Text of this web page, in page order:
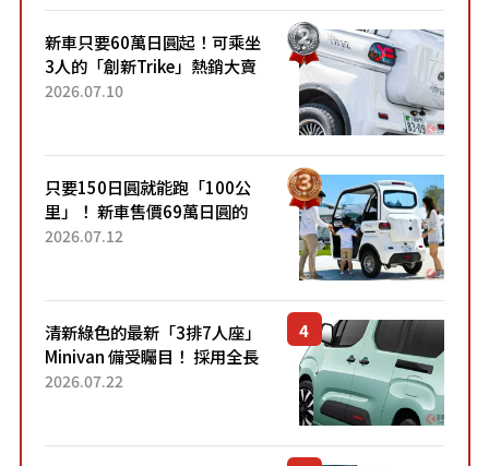
新車只要60萬日圓起！可乘坐
3人的「創新Trike」熱銷大賣
成為人氣車款！「養車成本真
2026.07.10
只要150日圓就能跑「100公
里」！ 新車售價69萬日圓的
「3人座」Trike大受歡迎！ 順
2026.07.12
清新綠色的最新「3排7人座」
Minivan 備受矚目！ 採用全長
4.7公尺剛剛好的車身尺寸與
2026.07.22